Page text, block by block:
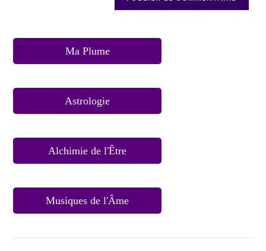
Ma Plume
Astrologie
Alchimie de l'Être
Musiques de l'Âme